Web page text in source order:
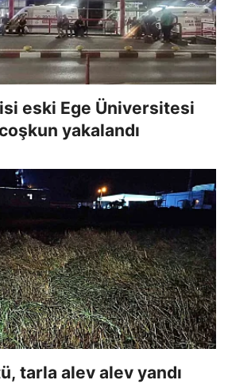
eski Ege Üniversitesi
yakalandı
tarla alev alev yandı